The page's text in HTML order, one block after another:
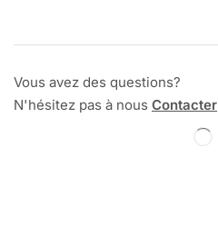
Vous avez des questions?
N'hésitez pas à nous Contacter